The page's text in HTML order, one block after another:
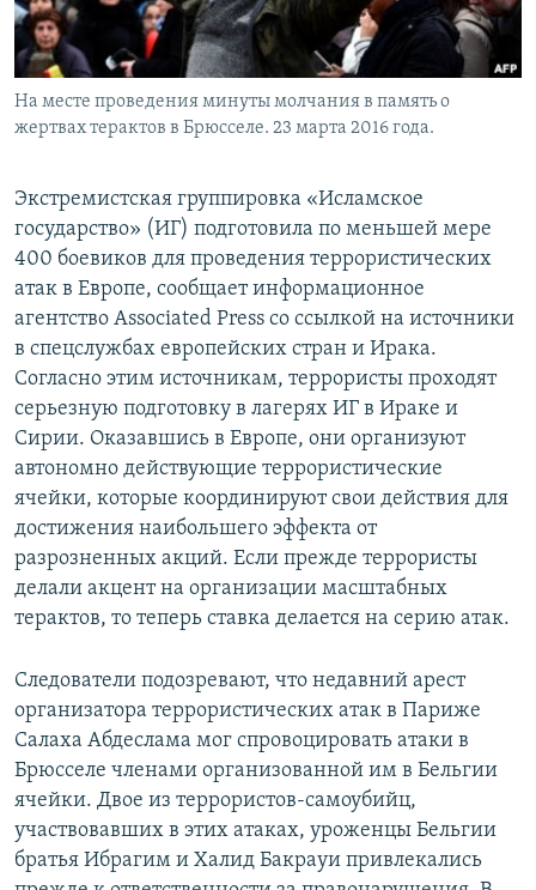
На месте проведения минуты молчания в память о
жертвах терактов в Брюсселе. 23 марта 2016 года.
Экстремистская группировка «Исламское
государство» (ИГ) подготовила по меньшей мере
400 боевиков для проведения террористических
атак в Европе, сообщает информационное
агентство Associated Press со ссылкой на источники
в спецслужбах европейских стран и Ирака.
Согласно этим источникам, террористы проходят
серьезную подготовку в лагерях ИГ в Ираке и
Сирии. Оказавшись в Европе, они организуют
автономно действующие террористические
ячейки, которые координируют свои действия для
достижения наибольшего эффекта от
разрозненных акций. Если прежде террористы
делали акцент на организации масштабных
терактов, то теперь ставка делается на серию атак.
Следователи подозревают, что недавний арест
организатора террористических атак в Париже
Салаха Абдеслама мог спровоцировать атаки в
Брюсселе членами организованной им в Бельгии
ячейки. Двое из террористов-самоубийц,
участвовавших в этих атаках, уроженцы Бельгии
братья Ибрагим и Халид Бакрауи привлекались